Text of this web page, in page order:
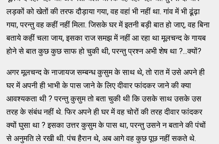
लड़कों को खेतों की तरफ दौड़ाया गया, वह वहां भी नहीं था. गांव में भी ढूंढ़ा
गया, परन्‍तु वह कहीं नहीं मिला. जिसके घर में इतनी बड़ी बात हो जाए, वह बिना
बताये कहीं चला जाय, इसका राज समझ में नहीं आ रहा था मूलचन्‍द के गायब
होने से बात कुछ कुछ साफ हो चुकी थी, परन्‍तु प्रश्‍न अभी शेष था ?...क्‍यों?
अगर मूलचन्‍द के नाजायज सम्‍बन्‍ध कुसुम के साथ थे, तो रात में उसे अपने ही
घर में अपनी ही भाभी के पास जाने के लिए दीवार फांदकर जाने की क्‍या
आवश्‍यकता थी ? परन्‍तु कुसुम तो बता चुकी थी कि उसके साथ उसके उस
तरह के संबंध नहीं थे. फिर अपने ही घर में वह चोरों की तरह दीवार फांदकर
क्‍यों घुसा था ? इसका उत्तर कुसुम के पास था, परन्‍तु उसने न बताने की पंचों
से अनुमति ले रखी थी. पंच हैरान थे, अब आगे वह कुछ पूछ नहीं सकते थे.